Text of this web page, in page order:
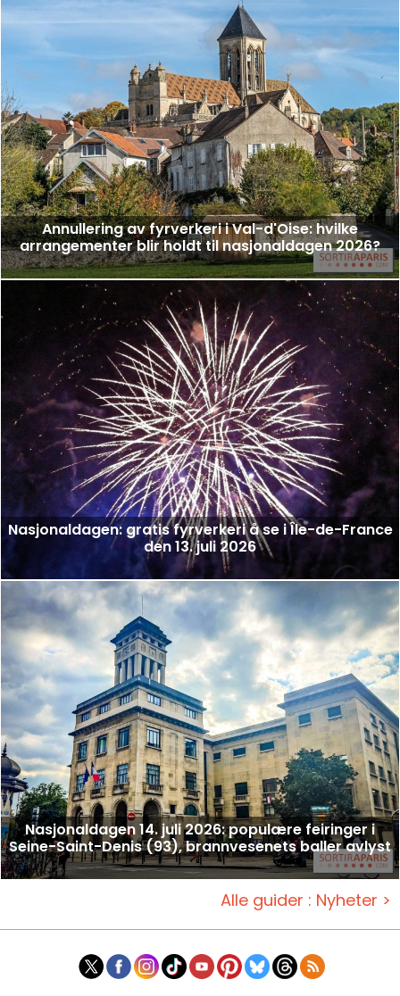
Annullering av fyrverkeri i Val-d'Oise: hvilke
arrangementer blir holdt til nasjonaldagen 2026?
Nasjonaldagen: gratis fyrverkeri å se i Île-de-France
den 13. juli 2026
Nasjonaldagen 14. juli 2026: populære feiringer i
Seine-Saint-Denis (93), brannvesenets baller avlyst
Alle guider : Nyheter >